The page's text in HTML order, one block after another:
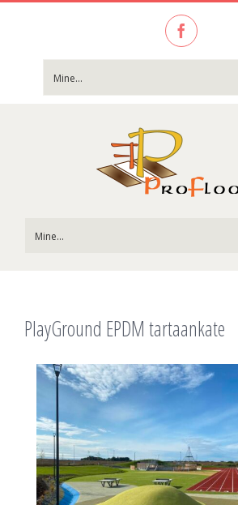
Facebook
Mine...
Mine...
PlayGround EPDM tartaankate
View
Image